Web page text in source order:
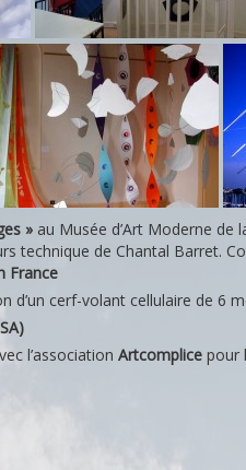
» au Musée d’Art Moderne de
technique de Chantal Barret.
France
d’un cerf-volant cellulaire de 6
l’association Artcomplice pour